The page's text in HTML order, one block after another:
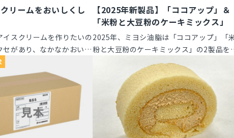
リームをおいしくし
スクリームを作りたいの
があり、なかなかおいし
アップできる素材はあり
【2025年新製品】「ココアップ」＆
「米粉と大豆粉のケーキミックス」
2025年、ミヨシ油脂は「ココアップ」「
粉と大豆粉のケーキミックス」の2製品を
たに発売いたします。この2つの製品につい
てご紹介します。